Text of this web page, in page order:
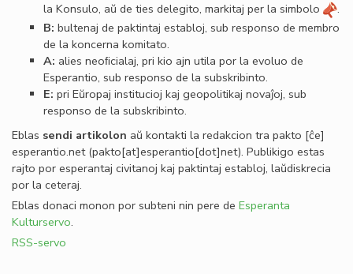
la Konsulo, aŭ de ties delegito, markitaj per la simbolo
.
B: bultenaj de paktintaj establoj, sub responso de membro
de la koncerna komitato.
A: alies neoﬁcialaj, pri kio ajn utila por la evoluo de
Esperantio, sub responso de la subskribinto.
E: pri Eŭropaj institucioj kaj geopolitikaj novaĵoj, sub
responso de la subskribinto.
Eblas sendi artikolon aŭ kontakti la redakcion tra pakto [ĉe]
esperantio.net(pakto[at]esperantio[dot]net). Publikigo estas
rajto por esperantaj civitanoj kaj paktintaj establoj, laŭdiskrecia
por la ceteraj.
Eblas donaci monon por subteni nin pere de Esperanta
Kulturservo.
RSS-servo